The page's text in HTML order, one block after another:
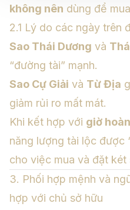
không nên dùng để
2.1 Lý do các ngày trên
Sao Thái Dương và
“đường tài” mạnh.
Sao Cự Giải và Từ Địa
giảm rủi ro mất mát.
Khi kết hợp với giờ
năng lượng tài lộc được
cho việc mua và đặt két
3. Phối hợp mệnh và
hợp với chủ sở hữu